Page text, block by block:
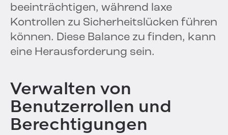
beeinträchtigen, während laxe
Kontrollen zu Sicherheitslücken führen
können. Diese Balance zu finden, kann
eine Herausforderung sein.
Verwalten von
Benutzerrollen und
Berechtigungen